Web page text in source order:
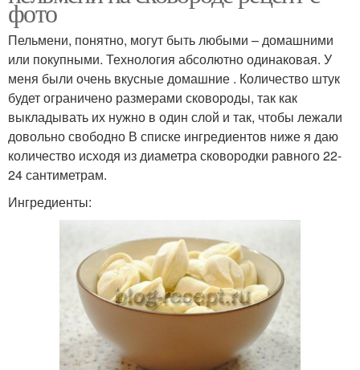
фото
Пельмени, понятно, могут быть любыми – домашними
или покупными. Технология абсолютно одинаковая. У
меня были очень вкусные домашние . Количество штук
будет ограничено размерами сковороды, так как
выкладывать их нужно в один слой и так, чтобы лежали
довольно свободно В списке ингредиентов ниже я даю
количество исходя из диаметра сковородки равного 22-
24 сантиметрам.
Ингредиенты: